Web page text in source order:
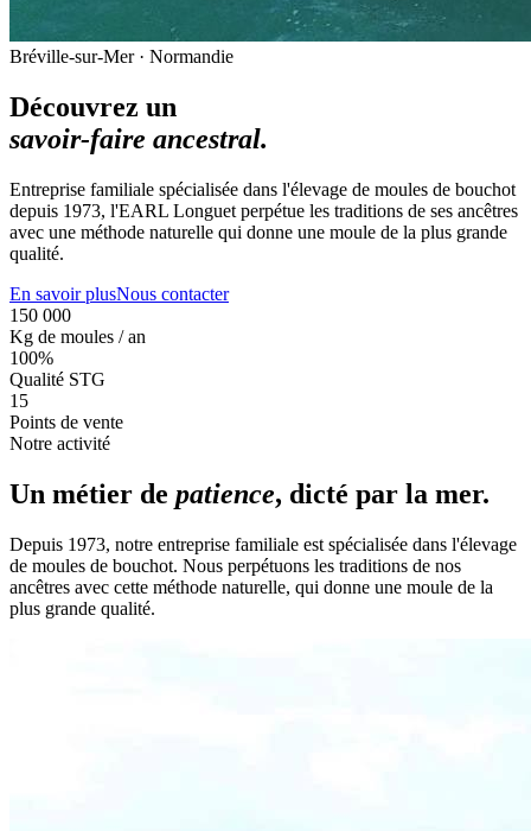
Bréville-sur-Mer · Normandie
Découvrez un
savoir-faire ancestral.
Entreprise familiale spécialisée dans l'élevage de moules de bouchot
depuis 1973, l'EARL Longuet perpétue les traditions de ses ancêtres
avec une méthode naturelle qui donne une moule de la plus grande
qualité.
En savoir plusNous contacter
150 000
Kg de moules / an
100%
Qualité STG
15
Points de vente
Notre activité
Un métier de patience, dicté par la mer.
Depuis 1973, notre entreprise familiale est spécialisée dans l'élevage
de moules de bouchot. Nous perpétuons les traditions de nos
ancêtres avec cette méthode naturelle, qui donne une moule de la
plus grande qualité.